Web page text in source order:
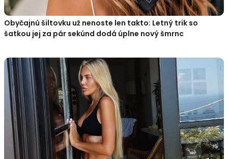
Obyčajnú šiltovku už nenoste len takto: Letný trik so
šatkou jej za pár sekúnd dodá úplne nový šmrnc